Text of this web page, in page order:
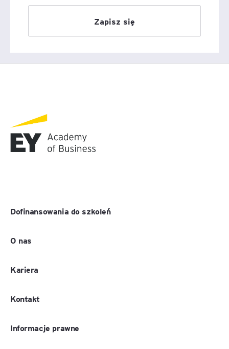
Zapisz się
Dofinansowania do szkoleń
O nas
Kariera
Kontakt
Informacje prawne